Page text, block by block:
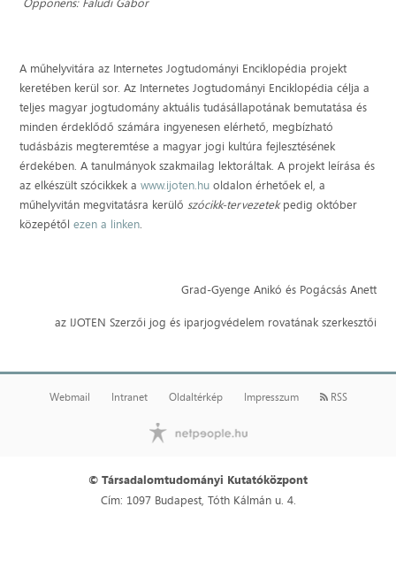
A műhelyvitára az Internetes Jogtudományi Enciklopédia projekt
keretében kerül sor. Az Internetes Jogtudományi Enciklopédia célja a
teljes magyar jogtudomány aktuális tudásállapotának bemutatása és
minden érdeklődő számára ingyenesen elérhető, megbízható
tudásbázis megteremtése a magyar jogi kultúra fejlesztésének
érdekében. A tanulmányok szakmailag lektoráltak. A projekt leírása és
az elkészült szócikkek awww.ijoten.hu oldalon érhetőek el, a
műhelyvitán megvitatásra kerülőszócikk-tervezetekpedig október
közepétőlezen a linken.
Grad-Gyenge Anikó és Pogácsás Anett
az IJOTEN Szerzői jog és iparjogvédelem rovatának szerkesztői
Webmail Intranet Oldaltérkép Impresszum RSS
© Társadalomtudományi Kutatóközpont
Cím: 1097 Budapest, Tóth Kálmán u. 4.